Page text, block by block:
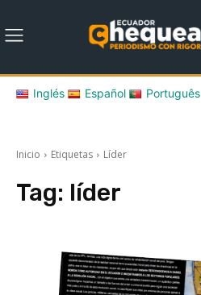
Inglés Español Português
Inicio Etiquetas Líder
Tag: líder